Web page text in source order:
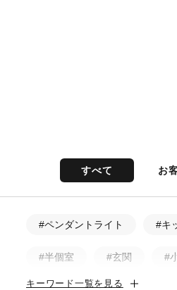
すべて お
#ペンダントライト #キ
#半個室 #玄関 #
キーワード一覧を見る